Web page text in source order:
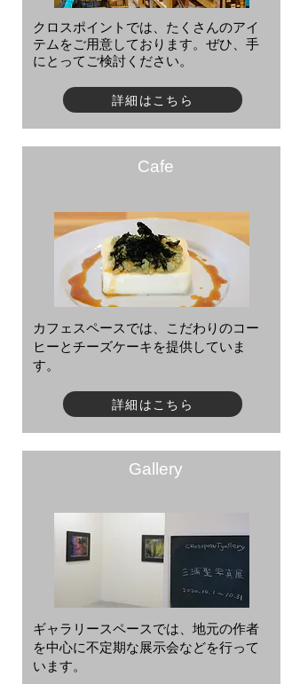
​クロスポイントでは、たくさんのアイ
テムをご用意しております。ぜひ、手
にとってご検討ください。
詳細はこちら
Cafe
カフェスペースでは、こだわりのコー
ヒーとチーズケーキを提供していま
す。
詳細はこちら
Gallery
ギャラリースペースでは、地元の作者
を中心に不定期な展示会などを行って
います。